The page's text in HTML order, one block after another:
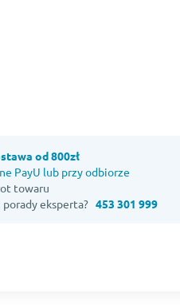
od 800zł
PayU lub przy odbiorze
towaru
porady eksperta?453 301 999